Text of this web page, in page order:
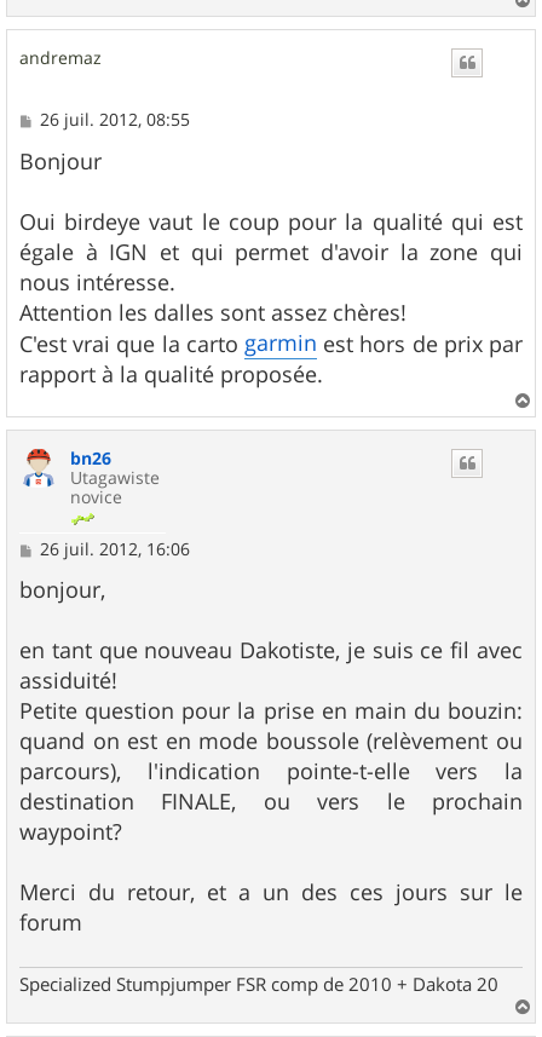
a
andremaz
M
s
s
g
e
26 juil. 2012, 08:55
Bonjour
Oui birdeye vaut le coup pour la qualité qui est
égale à IGN et qui permet d'avoir la zone qui
nous intéresse.
Attention les dalles sont assez chères!
C'est vrai que la carto garmin est hors de prix par
rapport à la qualité proposée.
a
bn26
Utagawiste
novice
M
s
s
g
e
26 juil. 2012, 16:06
bonjour,
en tant que nouveau Dakotiste, je suis ce fil avec
assiduité!
Petite question pour la prise en main du bouzin:
quand on est en mode boussole (relèvement ou
parcours), l'indication pointe-t-elle vers la
destination FINALE, ou vers le prochain
waypoint?
Merci du retour, et a un des ces jours sur le
forum
Specialized Stumpjumper FSR comp de 2010 + Dakota 20
a